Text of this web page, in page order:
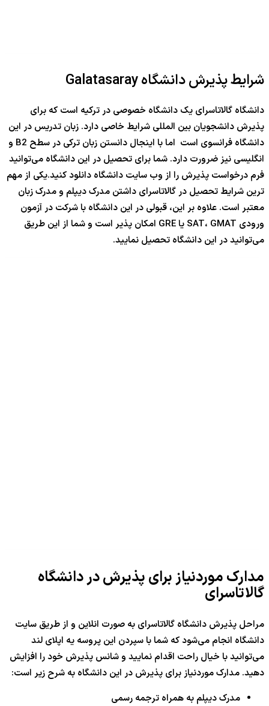
شرایط پذیرش دانشگاه Galatasaray
دانشگاه گالاتاسرای یک دانشگاه خصوصی در ترکیه است که برای
پذیرش دانشجویان بین المللی شرایط خاصی دارد. زبان تدریس در این
دانشگاه فرانسوی است اما با اینجال دانستن زبان ترکی در سطح B2 و
انگلیسی نیز ضرورت دارد. شما برای تحصیل در این دانشگاه می‌توانید
فرم درخواست پذیرش را از وب سایت دانشگاه دانلود کنید.یکی از مهم
ترین شرایط تحصیل در گالاتاسرای داشتن مدرک دیپلم و مدرک زبان
معتبر است. علاوه بر این، قبولی در این دانشگاه با شرکت در آزمون
ورودی SAT، GMAT یا GRE امکان پذیر است و شما از این طریق
می‌توانید در این دانشگاه تحصیل نمایید.
مدارک موردنیاز برای پذیرش در دانشگاه
گالاتاسرای
مراحل پذیرش دانشگاه گالاتاسرای به صورت انلاین و از طریق سایت
دانشگاه انجام می‌شود که شما با سپردن این پروسه یه اپلای لند
می‌توانید با خیال راحت اقدام نمایید و شانس پذیرش خود را افزایش
دهید. مدارک موردنیاز برای پذیرش در این دانشگاه به شرح زیر است:
مدرک دیپلم به همراه ترجمه رسمی